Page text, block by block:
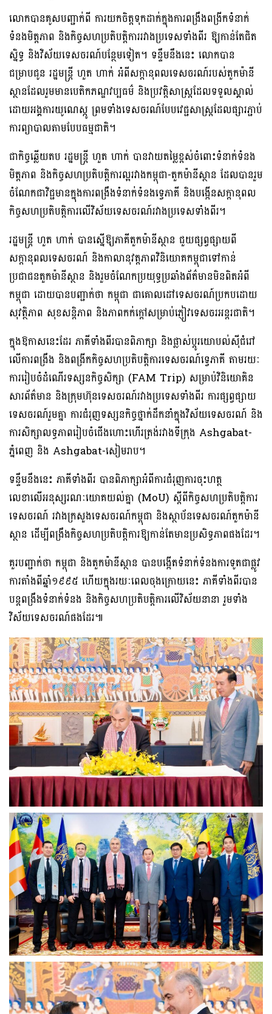
លោកបានគូសបញ្ជាក់ពី ការយកចិត្តទុកដាក់ក្នុងការពង្រឹងពង្រីកទំនាក់
ទំនងមិត្តភាព និងកិច្ចសហប្រតិបត្តិការរវាងប្រទេសទាំងពីរ ឱ្យកាន់តែជិត
ស្និទ្ធ និងវិស័យទេសចរណ៍បន្ថែមទៀត។ ទន្ទឹមនឹងនេះ លោកបាន
ជម្រាបជូន រដ្ឋមន្រ្តី ហួត ហាក់ អំពីសក្តានុពលទេសចរណ៍របស់តួកម៉ានី
ស្ថានដែលរួមមានបេតិកភណ្ឌវប្បធម៌ និងប្រវត្តិសាស្រ្តដែលទទួលស្គាល់
ដោយអង្គការយូណេស្កូ ព្រមទាំងទេសចរណ៍បែបវេជ្ជសាស្រ្តដែលផ្សារភ្ជាប់
ការព្យាបាលតាមបែបធម្មជាតិ។
ជាកិច្ចឆ្លើយតប រដ្ឋមន្ត្រី ហួត ហាក់ បានវាយតម្លៃខ្ពស់ចំពោះទំនាក់ទំនង
មិត្តភាព និងកិច្ចសហប្រតិបត្តិការល្អរវាងកម្ពុជា-តួកម៉ានីស្ថាន ដែលបានរួម
ចំណែកជាវិជ្ជមានក្នុងការពង្រឹងទំនាក់ទំនងទ្វេភាគី និងបង្កើនសក្តានុពល
កិច្ចសហប្រតិបត្តិការលើវិស័យទេសចរណ៍រវាងប្រទេសទាំងពីរ។
រដ្ឋមន្ត្រី ហួត ហាក់ បានស្នើឱ្យភាគីតួកម៉ានីស្ថាន ជួយផ្សព្វផ្សាយពី
សក្តានុពលទេសចរណ៍ និងកាលានុវត្តភាពវិនិយោគកម្ពុជាទៅកាន់
ប្រជាជនតួកម៉ានីស្ថាន និងរួមចំណែកប្រយុទ្ធប្រឆាំងព័ត៌មានមិនពិតអំពី
កម្ពុជា ដោយបានបញ្ជាក់ថា កម្ពុជា ជាគោលដៅទេសចរណ៍ប្រកបដោយ
សុវត្ថិភាព សុខសន្តិភាព និងភាពកក់ក្តៅសម្រាប់ភ្ញៀវទេសចរអន្តរជាតិ។
ក្នុងឱកាសនេះដែរ ភាគីទាំងពីរបានពិភាក្សា និងផ្លាស់ប្តូរយោបល់ស៊ីជំរៅ
លើការពង្រឹង និងពង្រីកកិច្ចសហប្រតិបត្តិការទេសចរណ៍ទ្វេភាគី តាមរយៈ
ការរៀបចំដំណើរទស្សនកិច្ចសិក្សា (FAM Trip) សម្រាប់វិនិយោគិន
សារព័ត៌មាន និងក្រុមហ៊ុនទេសចរណ៍រវាងប្រទេសទាំងពីរ ការផ្សព្វផ្សាយ
ទេសចរណ៍រួមគ្នា ការជំរុញទស្សនកិច្ចថ្នាក់ដឹកនាំក្នុងវិស័យទេសចរណ៍ និង
ការសិក្សាលទ្ធភាពរៀបចំជើងហោះហើរត្រង់រវាងទីក្រុង Ashgabat-
ភ្នំពេញ និង Ashgabat-សៀមរាប។
ទន្ទឹមនឹងនេះ ភាគីទាំងពីរ បានពិភាក្សាអំពីការជំរុញការចុះហត្ថ
លេខាលើអនុស្សរណៈយោគយល់គ្នា (MoU) ស្តីពីកិច្ចសហប្រតិបត្តិការ
ទេសចរណ៍ រវាងក្រសួងទេសចរណ៍កម្ពុជា និងស្ថាប័នទេសចរណ៍តួកម៉ានី
ស្ថាន ដើម្បីពង្រឹងកិច្ចសហប្រតិបត្តិការឱ្យកាន់តែមានប្រសិទ្ធភាពផងដែរ។
គួរបញ្ជាក់ថា កម្ពុជា និងតួកម៉ានីស្ថាន បានបង្កើតទំនាក់ទំនងការទូតជាផ្លូវ
ការតាំងពីឆ្នាំ១៩៩៥ ហើយក្នុងរយៈពេលចុងក្រោយនេះ ភាគីទាំងពីរបាន
បន្តពង្រឹងទំនាក់ទំនង និងកិច្ចសហប្រតិបត្តិការលើវិស័យនានា រួមទាំង
វិស័យទេសចរណ៍ផងដែរ៕